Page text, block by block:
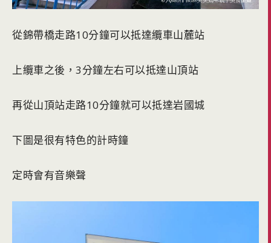
從錦帶橋走路10分鐘可以抵達纜車山麓站
上纜車之後，3分鐘左右可以抵達山頂站
再從山頂站走路10分鐘就可以抵達岩國城
下圖是很有特色的計時鐘
定時會有音樂聲